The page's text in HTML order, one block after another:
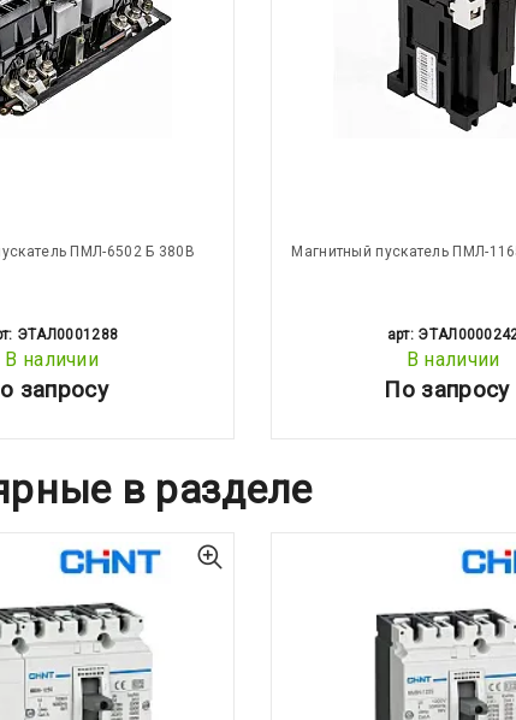
ПМЛ-6502 Б 380В
ЭТАЛ0001288
В наличии
запросу
Магнитный пускатель ПМЛ-
арт:
В наличии
По запросу
в разделе